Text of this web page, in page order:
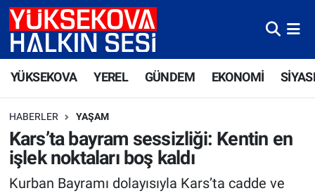
YÜKSEKOVA YEREL GÜNDEM EKONOMİ
HABERLER YAŞAM
Kars’ta bayram sessizliği: Kentin en
işlek noktaları boş kaldı
Kurban Bayramı dolayısıyla Kars’ta cadde ve
Yüksekova Nöbetçi Eczaneler
Yüksekova Trafik Yoğunluk Haritası
Süper Lig Puan Durumu ve Fikstür